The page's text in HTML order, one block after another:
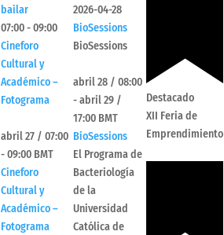
bailar
07:00-09:00
Cineforo
Cultural y
Académico –
Fotograma
abril 27 / 07:00
-09:00 BMT
Cineforo
Cultural y
Académico –
Fotograma
2026-04-28
BioSessions
BioSessions
abril 28 / 08:00
-abril 29 /
17:00 BMT
BioSessions
El Programa de
Bacteriología
de la
Universidad
Católica de
Destacado
XII Feria de
Emprendimiento